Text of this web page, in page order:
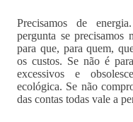
Precisamos de
pergunta se precisamos
para que, para quem,
os custos. Se não é
excessi­vos e
ecológica. Se não
das contas todas vale a